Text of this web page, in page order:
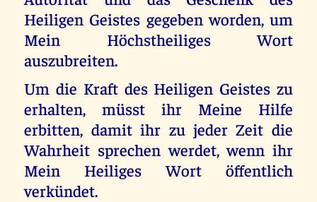
Heiligen Geistes gegeben worden, um
Mein Höchstheiliges Wort
auszubreiten.
Um die Kraft des Heiligen Geistes zu
erhalten, müsst ihr Meine Hilfe
erbitten, damit ihr zu jeder Zeit die
Wahrheit sprechen werdet, wenn ihr
Mein Heiliges Wort öffentlich
verkündet.